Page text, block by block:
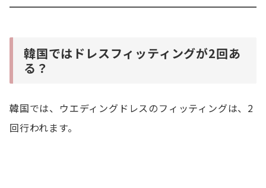
韓国ではドレスフィッティングが2回あ
る？
韓国では、ウエディングドレスのフィッティングは、2
回行われます。